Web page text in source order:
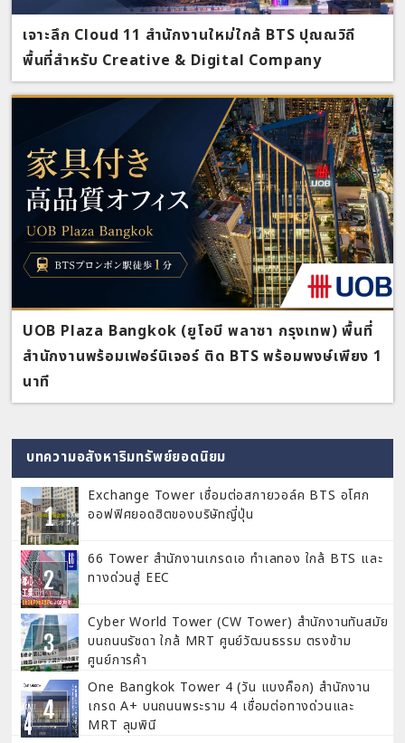
เจาะลึก Cloud 11 สำนักงานใหม่ใกล้ BTS ปุณณวิถี
พื้นที่สำหรับ Creative & Digital Company
UOB Plaza Bangkok (ยูโอบี พลาซา กรุงเทพ) พื้นที่
สำนักงานพร้อมเฟอร์นิเจอร์ ติด BTS พร้อมพงษ์เพียง 1
นาที
บทความอสังหาริมทรัพย์ยอดนิยม
Exchange Tower เชื่อมต่อสกายวอล์ค BTS อโศก
ออฟฟิศยอดฮิตของบริษัทญี่ปุ่น
66 Tower สำนักงานเกรดเอ ทำเลทอง ใกล้ BTS และ
ทางด่วนสู่ EEC
Cyber World Tower (CW Tower) สำนักงานทันสมัย
บนถนนรัชดา ใกล้ MRT ศูนย์วัฒนธรรม ตรงข้าม
ศูนย์การค้า
One Bangkok Tower 4 (วัน แบงค็อก) สำนักงาน
เกรด A+ บนถนนพระราม 4 เชื่อมต่อทางด่วนและ
MRT ลุมพินี